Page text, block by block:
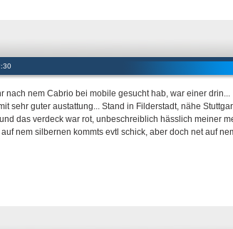
nach nem Cabrio bei mobile gesucht hab, war einer drin...
sehr guter austattung... Stand in Filderstadt, nähe
das verdeck war rot, unbeschreiblich hässlich meiner
nem silbernen kommts evtl schick, aber doch net auf